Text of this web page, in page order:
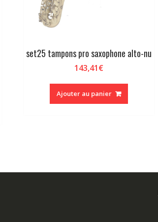
set25 tampons pro saxophone alto-nu
143,41€
Ajouter au panier